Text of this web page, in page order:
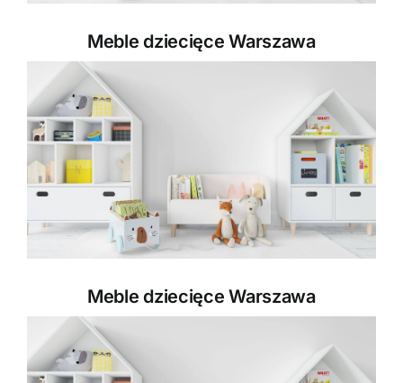
Meble dziecięce Warszawa
Meble dziecięce Warszawa